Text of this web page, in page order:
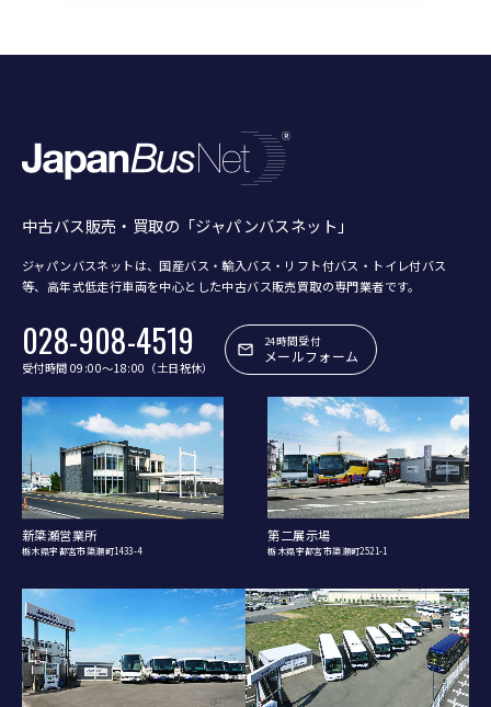
中古バス販売・買取の「ジャパンバスネット」
ジャパンバスネットは、国産バス・輸入バス・リフト付バス・トイレ付バス
等、 高年式低走行車両を中心とした中古バス販売買取の専門業者です。
028-908-4519
受付時間 09:00〜18:00（土日祝休）
24時間受付
メールフォーム
新簗瀬営業所
栃木県宇都宮市簗瀬町1433-4
第二展示場
栃木県宇都宮市簗瀬町2521-1